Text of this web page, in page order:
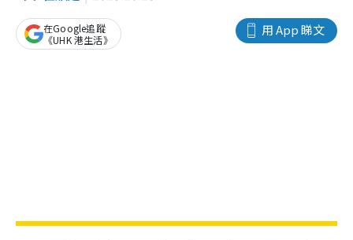
用 App 睇文
在Google追蹤
《UHK 港生活》